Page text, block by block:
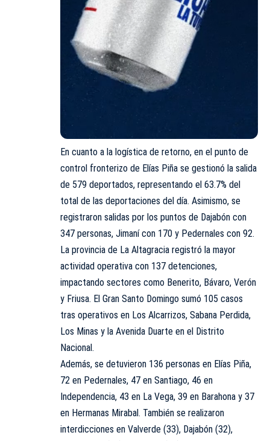
En cuanto a la logística de retorno, en el punto de
control fronterizo de Elías Piña se gestionó la salida
de 579 deportados, representando el 63.7% del
total de las deportaciones del día. Asimismo, se
registraron salidas por los puntos de Dajabón con
347 personas, Jimaní con 170 y Pedernales con 92.
La provincia de La Altagracia registró la mayor
actividad operativa con 137 detenciones,
impactando sectores como Benerito, Bávaro, Verón
y Friusa. El Gran Santo Domingo sumó 105 casos
tras operativos en Los Alcarrizos, Sabana Perdida,
Los Minas y la Avenida Duarte en el Distrito
Nacional.
Además, se detuvieron 136 personas en Elías Piña,
72 en Pedernales, 47 en Santiago, 46 en
Independencia, 43 en La Vega, 39 en Barahona y 37
en Hermanas Mirabal. También se realizaron
interdicciones en Valverde (33), Dajabón (32),